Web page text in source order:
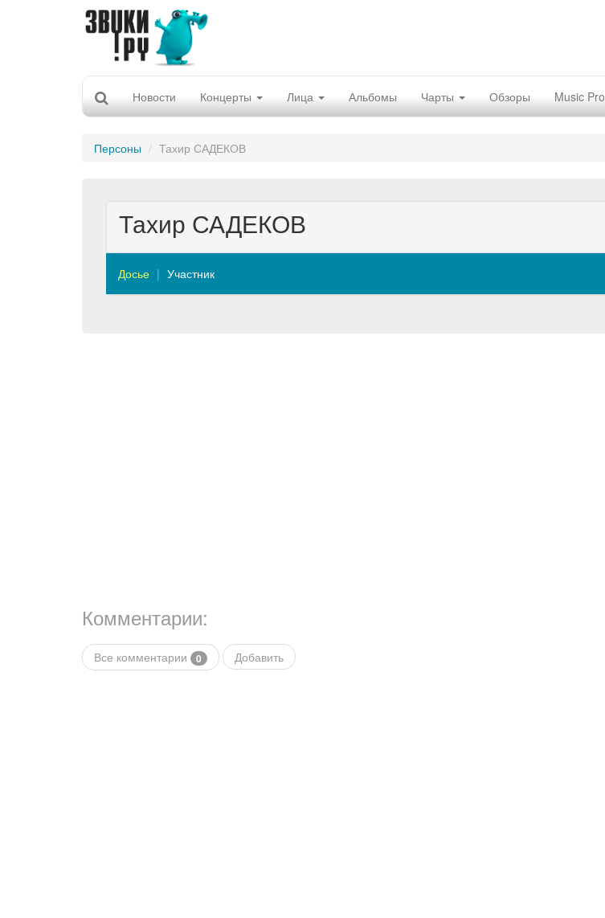
Новости Концерты Лица Альбомы Чарты Обзоры Music Pro
Персоны Тахир САДЕКОВ
Тахир САДЕКОВ
Досье Участник
Комментарии:
Все комментарии 0 Добавить